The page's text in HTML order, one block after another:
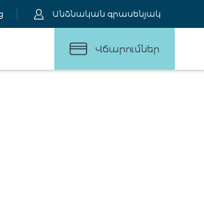
Անձնական գրասենյակ
Վճարումներ